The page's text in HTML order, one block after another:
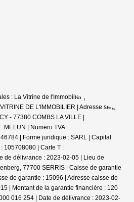
: La Vitrine de l'Immobilier | Raison
DE L'IMMOBILIER | Adresse siège
- 77380 COMBS LA VILLE |
MELUN | Numero TVA
| Forme juridique : SARL | Capital
105708080 | Carte T :
de délivrance : 2023-02-05 | Lieu de
77700 SERRIS | Caisse de garantie
de garantie : 15096 | Adresse caisse de
| Montant de la garantie financière : 120
016 254 | Date de délivrance : 2023-02-